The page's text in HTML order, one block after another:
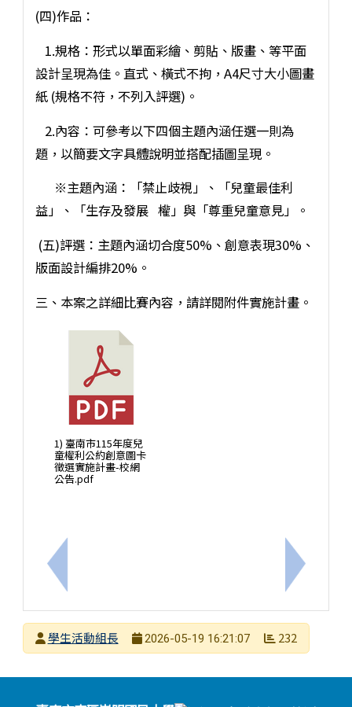
上一筆：115學年度管樂儲備團招生簡章!
(四)作品：
1.規格：形式以單面彩繪、剪貼、版畫、等平面
設計呈現為佳。直式、橫式不拘，A4尺寸大小圖畫
紙 (規格不符，不列入評選)。
2.內容：可參考以下四個主題內涵任選一則為
題，以簡要文字具體說明並搭配插圖呈現。
※主題內涵：「禁止歧視」、「兒童最佳利
益」、「生存及發展 權」與「尊重兒童意見」。
(五)評選：主題內涵切合度50%、創意表現30%、
版面設計編排20%。
三、本案之詳細比賽內容，請詳閱附件實施計畫。
1) 臺南市115年度兒
童權利公約創意圖卡
徵選實施計畫-校網
公告.pdf
下一筆：
發布者
學生活動組長
2026-05-19 16:21:07 232